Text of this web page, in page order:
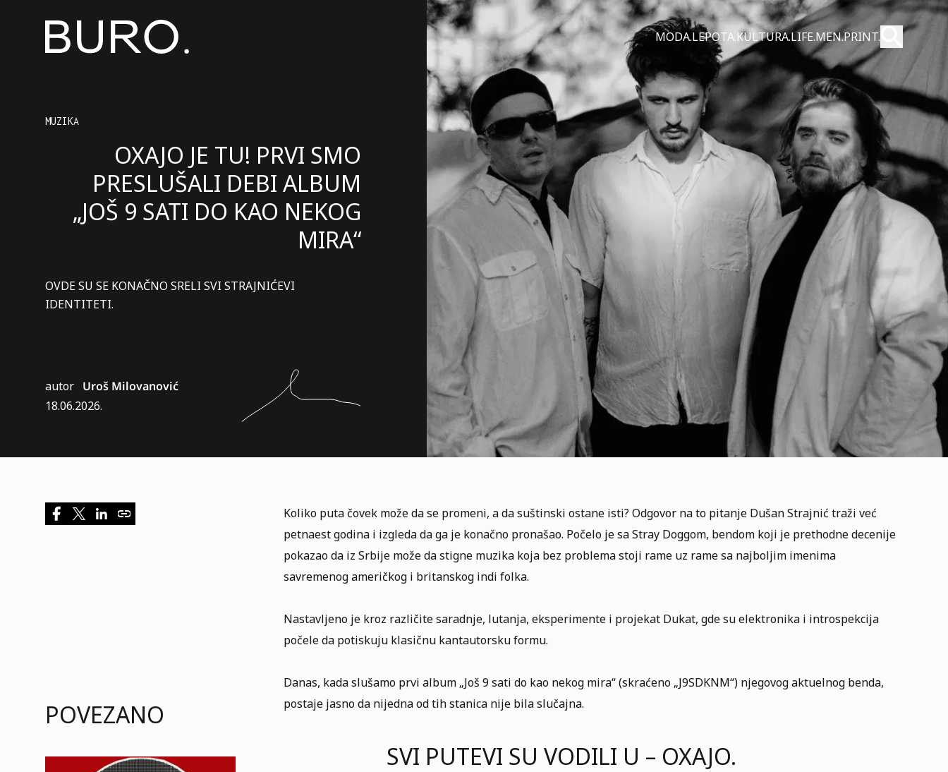
MODA.LEPOTA.KULTURA.LIFE.MEN.PRINT. Pretraži
Pošalji
MUZIKA
OXAJO JE TU! PRVI SMO
PRESLUŠALI DEBI ALBUM
„JOŠ 9 SATI DO KAO NEKOG
MIRA“
OVDE SU SE KONAČNO SRELI SVI STRAJNIĆEVI
IDENTITETI.
autor Uroš Milovanović
18.06.2026.
POVEZANO
Koliko puta čovek može da se promeni, a da suštinski ostane isti? Odgovor na to pitanje Dušan Strajnić traži već
petnaest godina i izgleda da ga je konačno pronašao. Počelo je sa Stray Doggom, bendom koji je prethodne decenije
pokazao da iz Srbije može da stigne muzika koja bez problema stoji rame uz rame sa najboljim imenima
savremenog američkog i britanskog indi folka.
Nastavljeno je kroz različite saradnje, lutanja, eksperimente i projekat Dukat, gde su elektronika i introspekcija
počele da potiskuju klasičnu kantautorsku formu.
Danas, kada slušamo prvi album„Još 9 sati do kao nekog mira“ (skraćeno „J9SDKNM“) njegovog aktuelnog benda,
postaje jasno da nijedna od tih stanica nije bila slučajna.
SVI PUTEVI SU VODILI U – OXAJO.